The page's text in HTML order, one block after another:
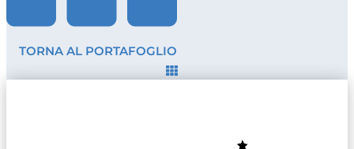
TORNA AL PORTAFOGLIO